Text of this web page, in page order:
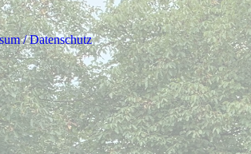
/ Datenschutz